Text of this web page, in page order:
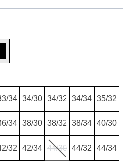
34 34/30 34/32 34/34 35/32
nicht verfügbar.)
34 38/30 38/32 38/34 40/30
32 42/34 44/30
(Diese Option ist
44/32 44/34